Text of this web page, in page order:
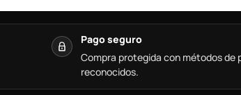
Pago seguro
Compra protegida con métodos de
reconocidos.